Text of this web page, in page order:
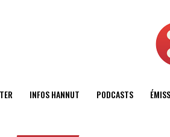
INFOS HANNUT PODCASTS